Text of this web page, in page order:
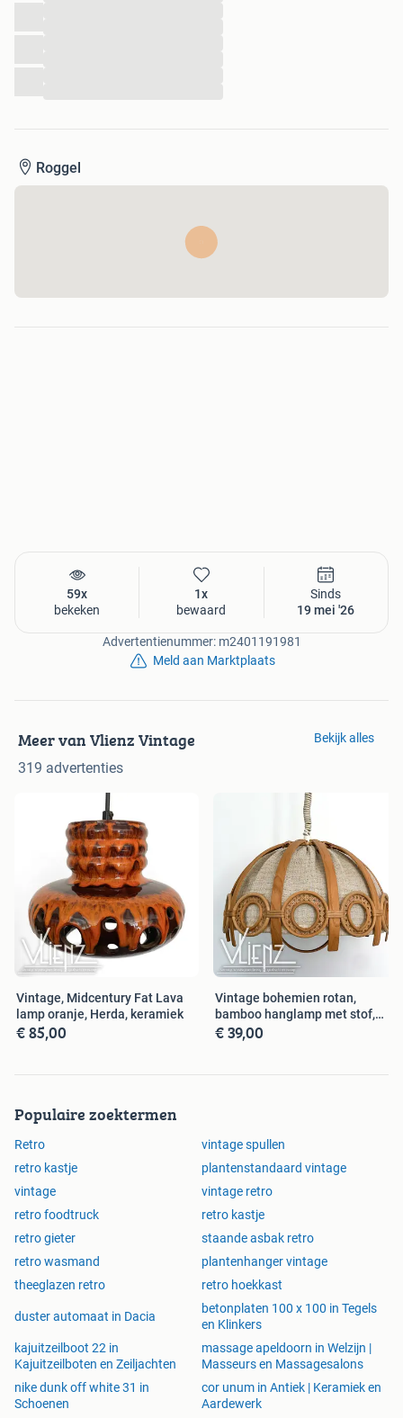
Roggel
59x
bekeken
1x
bewaard
Sinds
19 mei '26
Advertentienummer: m2401191981
Meld aan Marktplaats
Meer van Vlienz Vintage
319 advertenties
Bekijk alles
Vintage, Midcentury Fat Lava
lamp oranje, Herda, keramiek
€ 85,00
Vintage bohemien rotan,
bamboo hanglamp met stof,
retro
€ 39,00
Populaire zoektermen
Retro
vintage spullen
retro kastje
plantenstandaard vintage
vintage
vintage retro
retro foodtruck
retro kastje
retro gieter
staande asbak retro
retro wasmand
plantenhanger vintage
theeglazen retro
retro hoekkast
duster automaat in Dacia
betonplaten 100 x 100 in Tegels
en Klinkers
kajuitzeilboot 22 in
Kajuitzeilboten en Zeiljachten
massage apeldoorn in Welzijn |
Masseurs en Massagesalons
nike dunk off white 31 in
Schoenen
cor unum in Antiek | Keramiek en
Aardewerk